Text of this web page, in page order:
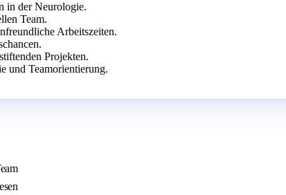
in der Neurologie.
Team.
Arbeitszeiten.
Projekten.
und Teamorientierung.